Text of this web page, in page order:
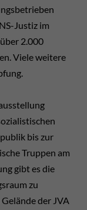
Justiz im
2.000
Viele weitere
bis zur
Truppen am
gibt es die
zu
der JVA